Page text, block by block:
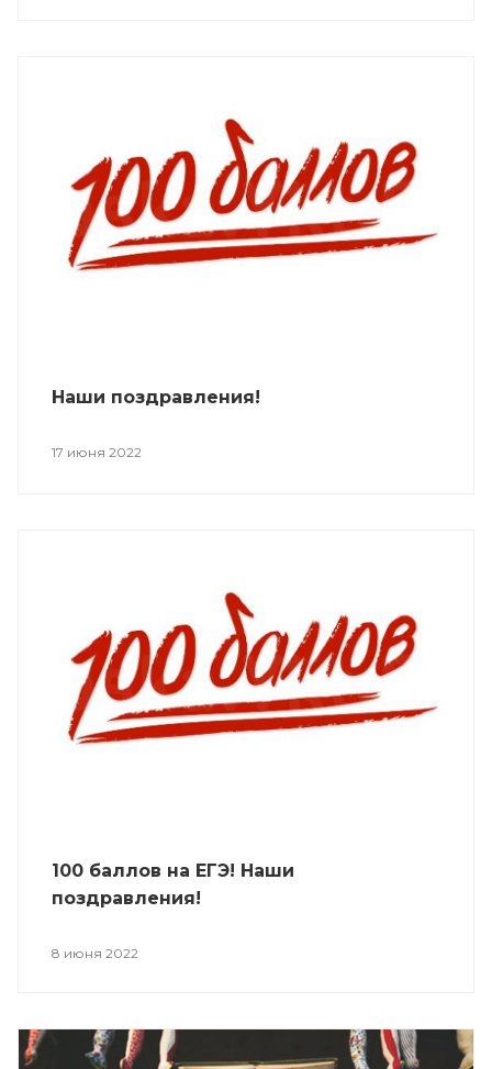
Наши поздравления!
17 июня 2022
100 баллов на ЕГЭ! Наши
поздравления!
8 июня 2022